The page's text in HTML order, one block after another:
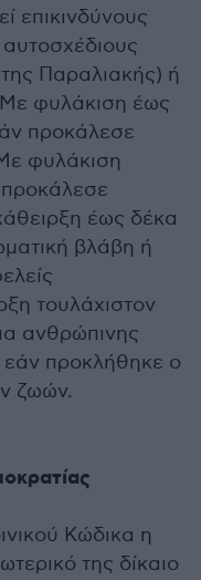
επικινδύνους
Παραλιακής) ή
Με φυλάκιση έως
προκάλεσε
φυλάκιση
έως δέκα
βλάβη ή
τουλάχιστον
ανθρώπινης
εάν προκλήθηκε ο
ζωών.
Κώδικα η
της δίκαιο